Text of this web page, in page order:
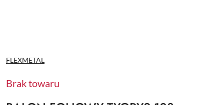
NAZWA
PRODUCENTA:
FLEXMETAL
Brak towaru